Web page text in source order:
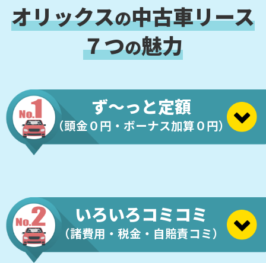
オリックスの中古車リース
７つの魅力
ず～っと定額
（頭金０円・ボーナス加算０円）
いろいろコミコミ
（諸費用・税金・自賠責コミ）